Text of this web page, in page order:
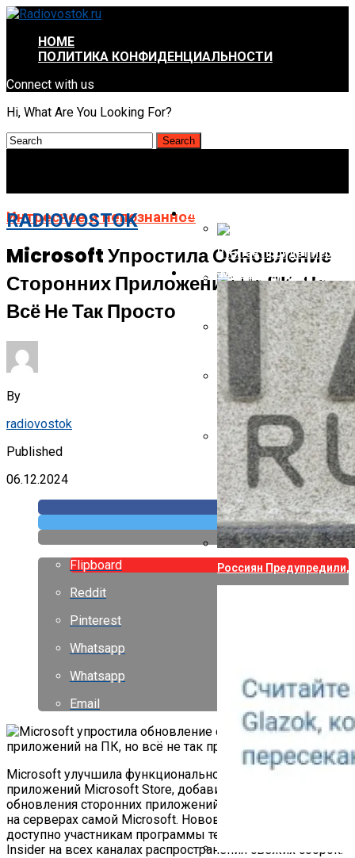
HOME
ПОЛИТИКА КОНФИДЕНЦИАЛЬНОСТИ
Connect with us
Hi, What Are You Looking For?
RADIOVOSTOK ИНТРЕСНОЕ И НЕПОЗНАННОЕ
В Китае Пройдёт
Energizer Выходит На
AMD Отложила Запуск
Указ Трампа Отводит
Canon Выпустила
Собственных
АВТО-МОТО
Россиян
Интресное и непознанное
Microsoft Упростила Обновление
Сторонних Приложений На ПК, Но
Всё Не Так Просто
By
radiovostok
Published
06.12.2024
Flipboard
Reddit
Pinterest
Whatsapp
Whatsapp
Email
Microsoft улучшила функциональность своего магазина
приложений Microsoft Store, добавив возможность
обновления сторонних приложений, которые не хранятся
на серверах самой Microsoft. Нововведение стало
доступно участникам программы тестирования Windows
Insider на всех каналах распространения свежих сборок.